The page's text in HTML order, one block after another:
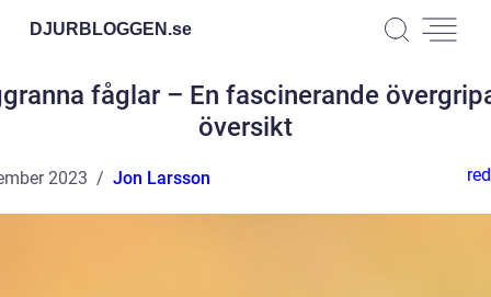
DJURBLOGGEN.se
fåglar – En fascinerande
översikt
2023 Jon Larsson